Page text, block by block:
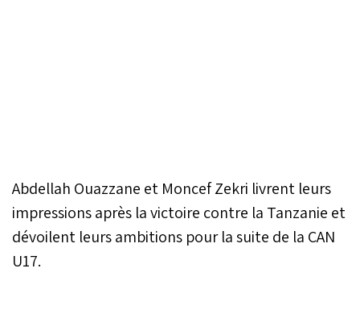
Abdellah Ouazzane et Moncef Zekri livrent leurs
impressions après la victoire contre la Tanzanie et
dévoilent leurs ambitions pour la suite de la CAN
U17.